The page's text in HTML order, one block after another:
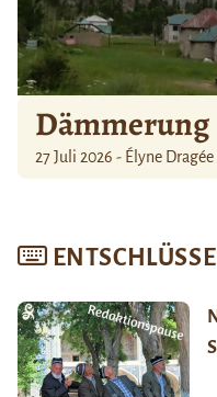
Dämmerung
27 Juli 2026 - Élyne Dragée